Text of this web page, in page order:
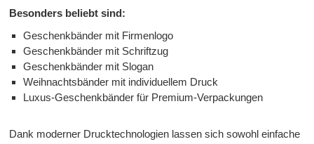
Besonders beliebt sind:
Geschenkbänder mit Firmenlogo
Geschenkbänder mit Schriftzug
Geschenkbänder mit Slogan
Weihnachtsbänder mit individuellem Druck
Luxus-Geschenkbänder für Premium-Verpackungen
Dank moderner Drucktechnologien lassen sich sowohl einfache